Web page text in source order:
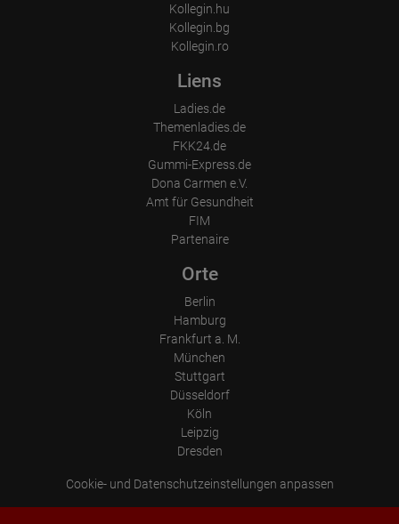
Kollegin.hu
Kollegin.bg
Kollegin.ro
Liens
Ladies.de
Themenladies.de
FKK24.de
Gummi-Express.de
Dona Carmen e.V.
Amt für Gesundheit
FIM
Partenaire
Orte
Berlin
Hamburg
Frankfurt a. M.
München
Stuttgart
Düsseldorf
Köln
Leipzig
Dresden
Cookie- und Datenschutzeinstellungen anpassen